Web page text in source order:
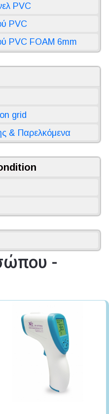
PVC
PVC
PVC FOAM 6mm
grid
& Παρελκόμενα
-